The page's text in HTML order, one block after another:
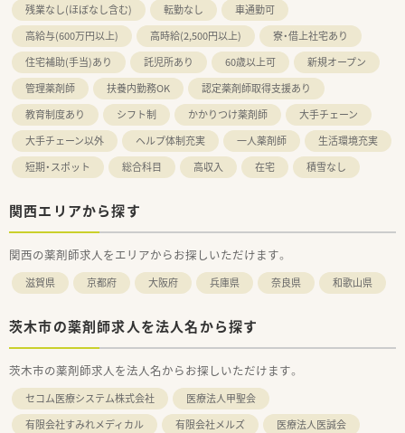
残業なし(ほぼなし含む) 転勤なし
車通勤可
高給与(600万円以上)
高時給(2,500円以上)
寮・借上社宅あり
住宅補助(手当)あり
託児所あり 60歳以上可
新規オープン
管理薬剤師
扶養内勤務OK
認定薬剤師取得支援あり
教育制度あり
シフト制 かかりつけ薬剤師
大手チェーン
大手チェーン以外
ヘルプ体制充実 一人薬剤師
生活環境充実
短期・スポット
総合科目 高収入 在宅 積雪なし
関西エリアから探す
関西の薬剤師求人をエリアからお探しいただけます。
滋賀県 京都府 大阪府 兵庫県 奈良県 和歌山県
茨木市の薬剤師求人を法人名から探す
茨木市の薬剤師求人を法人名からお探しいただけます。
セコム医療システム株式会社
医療法人甲聖会
有限会社すみれメディカル
有限会社メルズ
医療法人医誠会